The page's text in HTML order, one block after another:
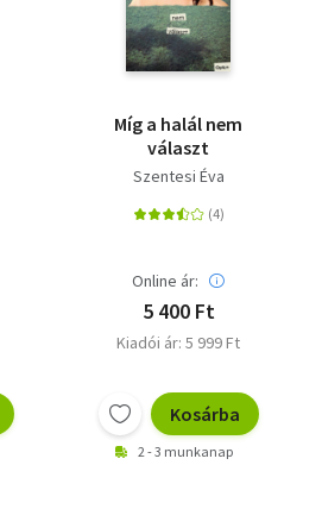
Míg a halál nem
választ
Szentesi Éva
Online ár:
5 400 Ft
Kiadói ár: 5 999 Ft
Kosárba
2 - 3 munkanap